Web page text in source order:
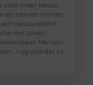
meer keuze,
en nemen minder
vacaturetekst.
niet alleen
Mensen
nog vóórdat ze